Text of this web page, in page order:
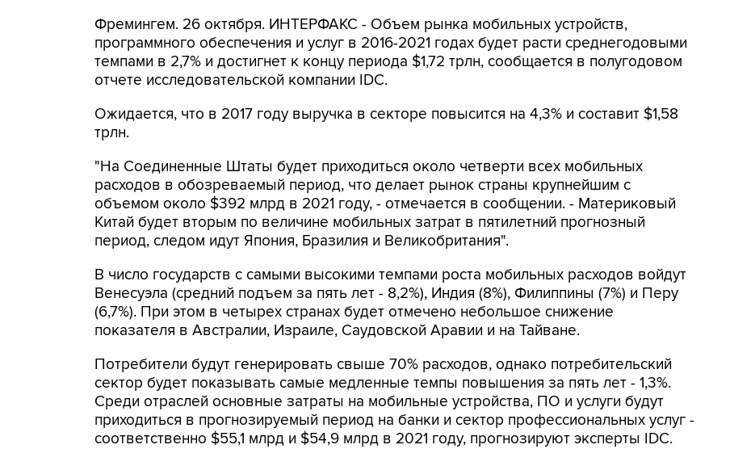
Фремингем. 26 октября. ИНТЕРФАКС - Объем рынка мобильных устройств,
программного обеспечения и услуг в 2016-2021 годах будет расти среднегодовыми
темпами в 2,7% и достигнет к концу периода $1,72 трлн, сообщается в полугодовом
отчете исследовательской компании IDC.
Ожидается, что в 2017 году выручка в секторе повысится на 4,3% и составит $1,58
трлн.
"На Соединенные Штаты будет приходиться около четверти всех мобильных
расходов в обозреваемый период, что делает рынок страны крупнейшим с
объемом около $392 млрд в 2021 году, - отмечается в сообщении. - Материковый
Китай будет вторым по величине мобильных затрат в пятилетний прогнозный
период, следом идут Япония, Бразилия и Великобритания".
В число государств с самыми высокими темпами роста мобильных расходов войдут
Венесуэла (средний подъем за пять лет - 8,2%), Индия (8%), Филиппины (7%) и Перу
(6,7%). При этом в четырех странах будет отмечено небольшое снижение
показателя в Австралии, Израиле, Саудовской Аравии и на Тайване.
Потребители будут генерировать свыше 70% расходов, однако потребительский
сектор будет показывать самые медленные темпы повышения за пять лет - 1,3%.
Среди отраслей основные затраты на мобильные устройства, ПО и услуги будут
приходиться в прогнозируемый период на банки и сектор профессиональных услуг -
соответственно $55,1 млрд и $54,9 млрд в 2021 году, прогнозируют эксперты IDC.